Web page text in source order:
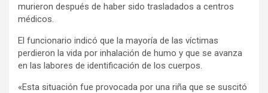
murieron después de haber sido trasladados a centros
médicos.
El funcionario indicó que la mayoría de las víctimas
perdieron la vida por inhalación de humo y que se avanza
en las labores de identificación de los cuerpos.
«Esta situación fue provocada por una riña que se suscitó